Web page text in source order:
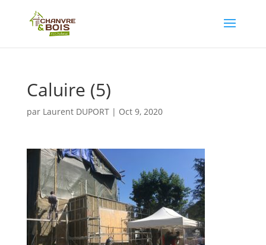
Caluire (5)
par Laurent DUPORT| Oct 9, 2020